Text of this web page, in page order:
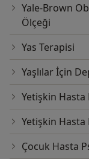
Yale-Brown
Ölçeği
Yas Terapisi
Yaşlılar İçin
Yetişkin
Yetişkin
Çocuk Hasta